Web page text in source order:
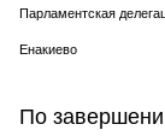
Парламентская
Енакиево
По